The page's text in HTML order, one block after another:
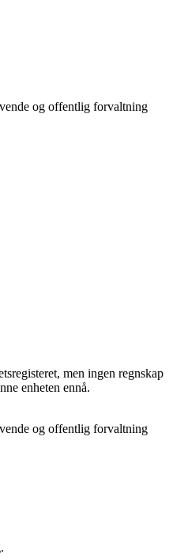
og offentlig forvaltning
men ingen regnskap
enheten ennå.
og offentlig forvaltning